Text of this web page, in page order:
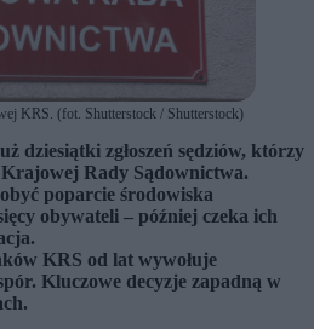
KRS. (fot. Shutterstock / Shutterstock)
dziesiątki zgłoszeń sędziów, którzy
Rady Sądownictwa.
poparcie środowiska
obywateli – później czeka ich
KRS od lat wywołuje
Kluczowe decyzje zapadną w